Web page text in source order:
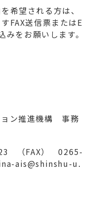
希望される方は、
FAX送信票またはE
をお願いします。
ョン推進機構 事務
（FAX） 0265-
ais@shinshu-u.